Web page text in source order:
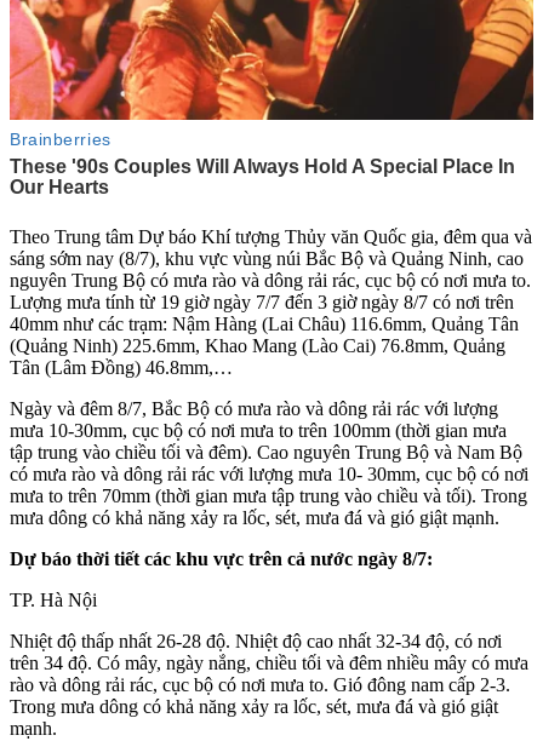
Theo Trung tâm Dự báo Khí tượng Thủy văn Quốc gia, đêm qua và
sáng sớm nay (8/7), khu vực vùng núi Bắc Bộ và Quảng Ninh, cao
nguyên Trung Bộ có mưa rào và dông rải rác, cục bộ có nơi mưa to.
Lượng mưa tính từ 19 giờ ngày 7/7 đến 3 giờ ngày 8/7 có nơi trên
40mm như các trạm: Nậm Hàng (Lai Châu) 116.6mm, Quảng Tân
(Quảng Ninh) 225.6mm, Khao Mang (Lào Cai) 76.8mm, Quảng
Tân (Lâm Đồng) 46.8mm,…
Ngày và đêm 8/7, Bắc Bộ có mưa rào và dông rải rác với lượng
mưa 10-30mm, cục bộ có nơi mưa to trên 100mm (thời gian mưa
tập trung vào chiều tối và đêm). Cao nguyên Trung Bộ và Nam Bộ
có mưa rào và dông rải rác với lượng mưa 10- 30mm, cục bộ có nơi
mưa to trên 70mm (thời gian mưa tập trung vào chiều và tối). Trong
mưa dông có khả năng xảy ra lốc, sét, mưa đá và gió giật mạnh.
Dự báo thời tiết các khu vực trên cả nước ngày 8/7:
TP. Hà Nội
Nhiệt độ thấp nhất 26-28 độ. Nhiệt độ cao nhất 32-34 độ, có nơi
trên 34 độ. Có mây, ngày nắng, chiều tối và đêm nhiều mây có mưa
rào và dông rải rác, cục bộ có nơi mưa to. Gió đông nam cấp 2-3.
Trong mưa dông có khả năng xảy ra lốc, sét, mưa đá và gió giật
mạnh.